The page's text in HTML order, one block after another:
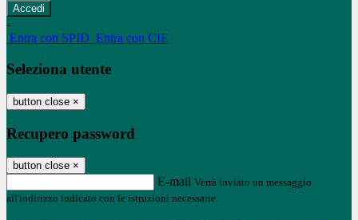
-
Entra con SPID Entra con CIE
Seleziona utente
button close ×
Recupero password
button close ×
E-mail Verrà inviato un messaggio
all'indirizzo indicato con le istruzioni necessarie.